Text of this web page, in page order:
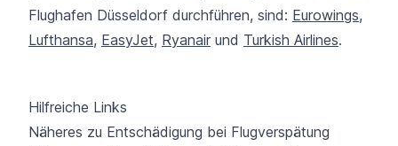
Flughafen Düsseldorf durchführen, sind: Eurowings,
Lufthansa, EasyJet, Ryanair und Turkish Airlines.
Hilfreiche Links
Näheres zu Entschädigung bei Flugverspätung